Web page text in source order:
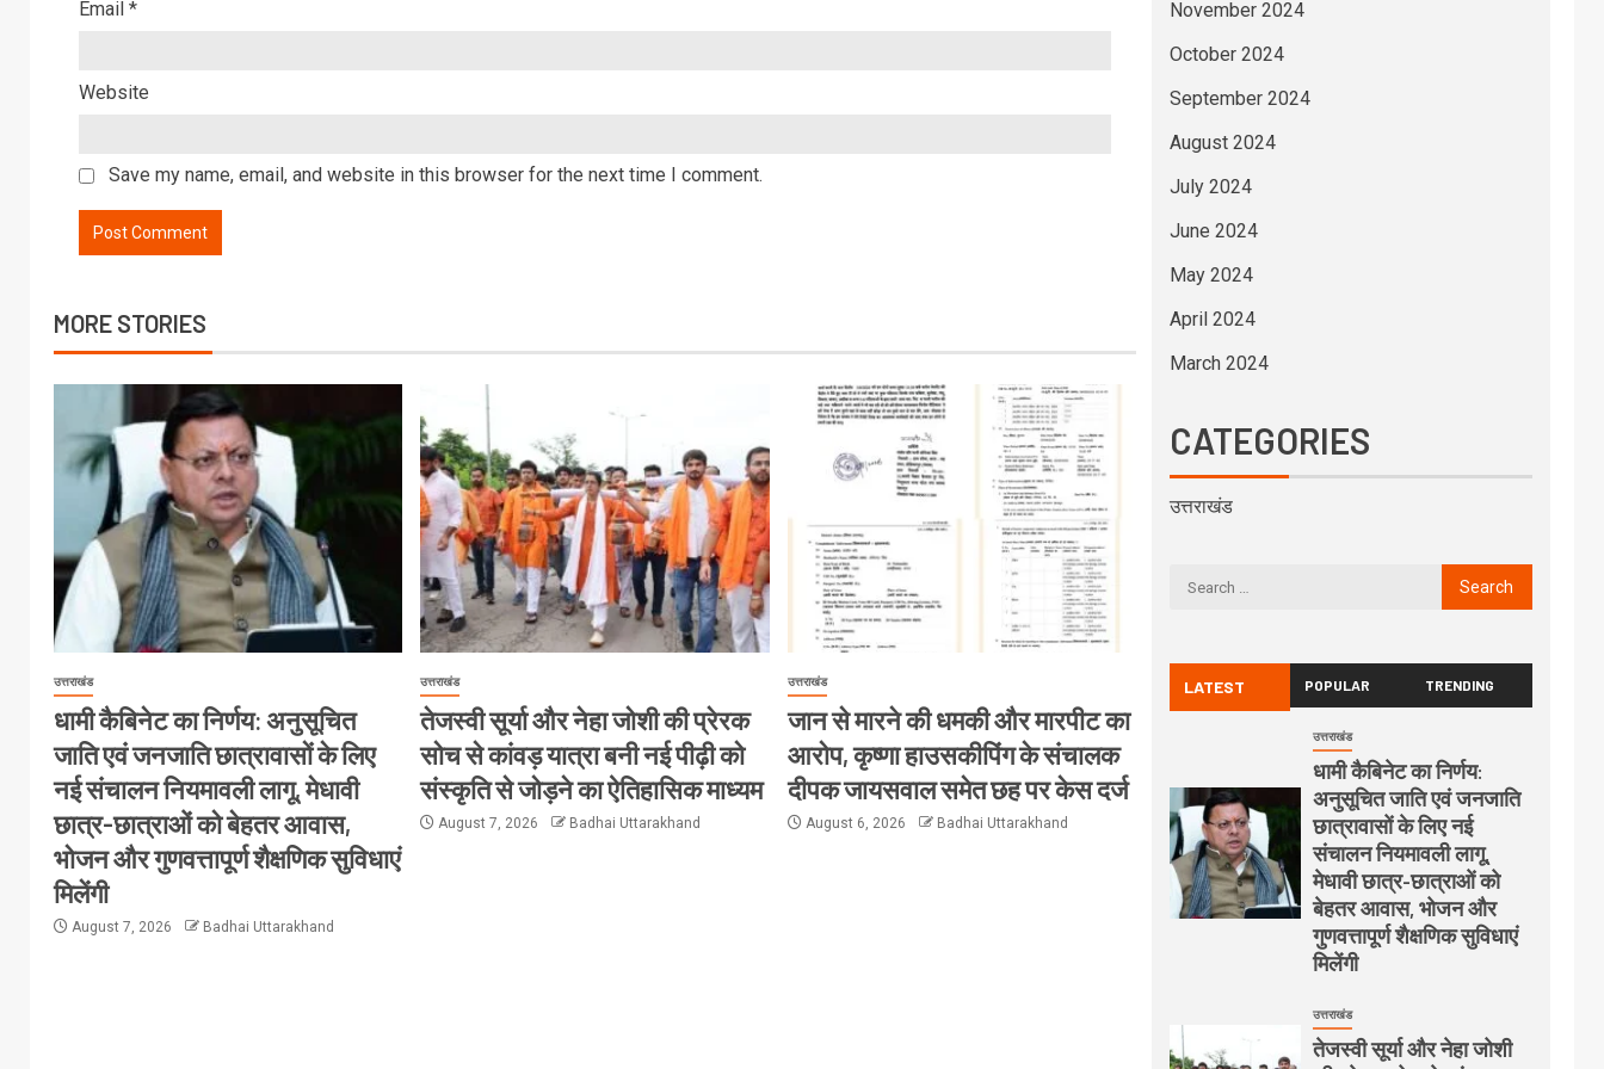
Email *
Website
Save my name, email, and website in this browser for the next time I comment.
MORE STORIES
उत्तराखंड
धामी कैबिनेट का निर्णय: अनुसूचित
जाति एवं जनजाति छात्रावासों के लिए
नई संचालन नियमावली लागू, मेधावी
छात्र-छात्राओं को बेहतर आवास,
भोजन और गुणवत्तापूर्ण शैक्षणिक सुविधाएं
मिलेंगी
August 7, 2026 Badhai Uttarakhand
उत्तराखंड
तेजस्वी सूर्या और नेहा जोशी की प्रेरक
सोच से कांवड़ यात्रा बनी नई पीढ़ी को
संस्कृति से जोड़ने का ऐतिहासिक माध्यम
August 7, 2026 Badhai Uttarakhand
उत्तराखंड
जान से मारने की धमकी और मारपीट का
आरोप, कृष्णा हाउसकीपिंग के संचालक
दीपक जायसवाल समेत छह पर केस दर्ज
August 6, 2026 Badhai Uttarakhand
November 2024
October 2024
September 2024
August 2024
July 2024
June 2024
May 2024
April 2024
March 2024
CATEGORIES
उत्तराखंड
LATEST POPULAR TRENDING
उत्तराखंड
धामी कैबिनेट का निर्णय:
अनुसूचित जाति एवं जनजाति
छात्रावासों के लिए नई
संचालन नियमावली लागू,
मेधावी छात्र-छात्राओं को
बेहतर आवास, भोजन और
गुणवत्तापूर्ण शैक्षणिक सुविधाएं
मिलेंगी
उत्तराखंड
तेजस्वी सूर्या और नेहा जोशी